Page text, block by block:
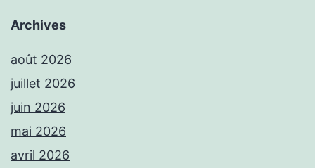
Archives
août 2026
juillet 2026
juin 2026
mai 2026
avril 2026